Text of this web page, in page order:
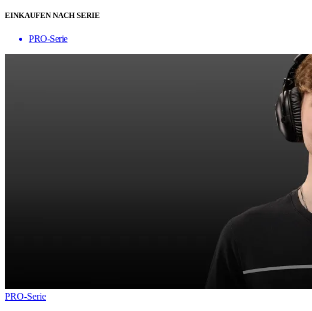
EINKAUFEN NACH SERIE
PRO-Serie
PRO-Serie